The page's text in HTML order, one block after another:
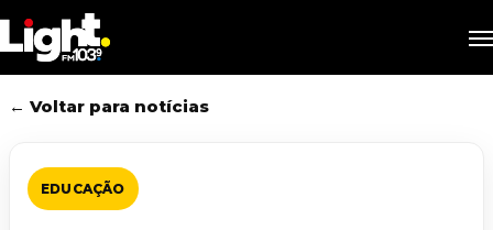
to
main
content
← Voltar para notícias
EDUCAÇÃO